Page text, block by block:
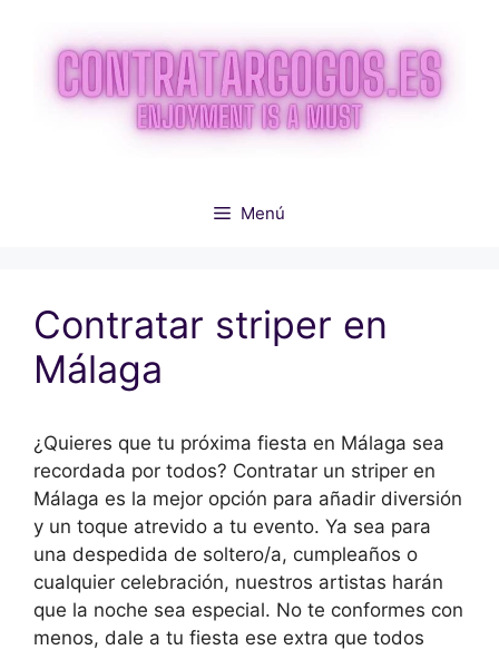
contenido
Menú
Contratar striper en
Málaga
¿Quieres que tu próxima fiesta en Málaga sea
recordada por todos? Contratar un striper en
Málaga es la mejor opción para añadir diversión
y un toque atrevido a tu evento. Ya sea para
una despedida de soltero/a, cumpleaños o
cualquier celebración, nuestros artistas harán
que la noche sea especial. No te conformes con
menos, dale a tu fiesta ese extra que todos